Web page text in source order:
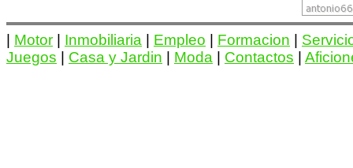
Motor Inmobiliaria Empleo Formacion
Juegos
Casa y Jardin Moda Contactos